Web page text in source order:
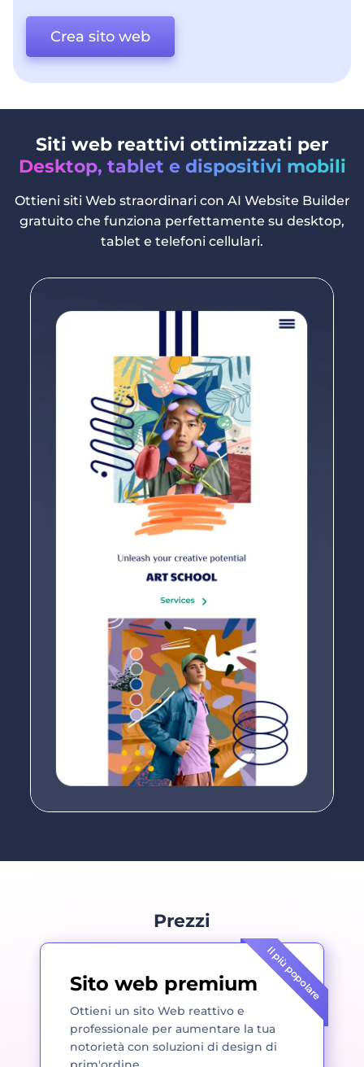
Crea sito web
Siti web reattivi ottimizzati per
Desktop, tablet e dispositivi mobili
Ottieni siti Web straordinari con AI Website Builder
gratuito che funziona perfettamente su desktop,
tablet e telefoni cellulari.
Prezzi
Sito web premium
Ottieni un sito Web reattivo e
professionale per aumentare la tua
notorietà con soluzioni di design di
Il più popolare